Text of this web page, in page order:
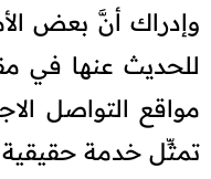
وإدراك أنَّ بعض
للحديث عنها في
مواقع التواصل
تمثِّل خدمة حقيقية